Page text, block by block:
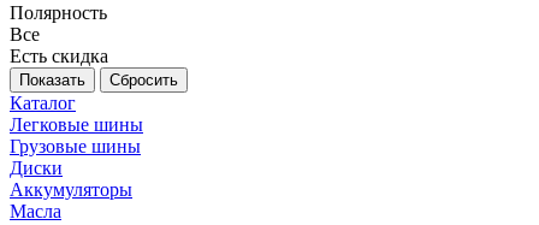
Полярность
Все
Есть скидка
Сбросить
Каталог
Легковые шины
Грузовые шины
Диски
Аккумуляторы
Масла